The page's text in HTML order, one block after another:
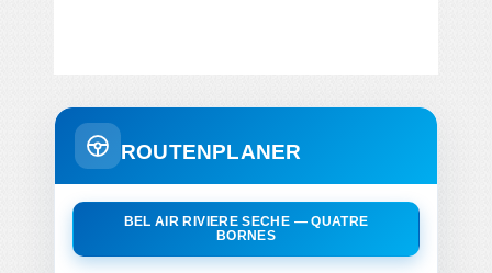
ROUTENPLANER
BEL AIR RIVIERE SECHE — QUATRE
BORNES